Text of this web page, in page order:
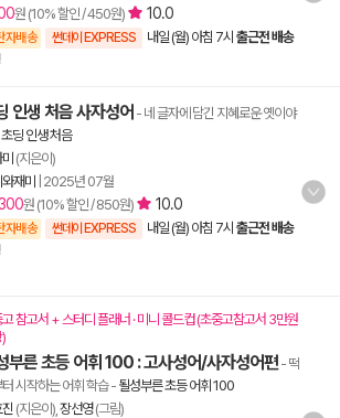
원 (10% 할인 / 450원) 10.0
자배송 썬데이 EXPRESS 내일 (월) 아침 7시 출근전 배송
인생 처음 사자성어- 네 글자에 담긴 지혜로운 옛이야
초딩 인생 처음
(지은이)
재미
2025년 07월
원 (10% 할인 / 850원) 10.0
자배송 썬데이 EXPRESS 내일 (월) 아침 7시 출근전 배송
참고서 + 스터디 플래너 · 미니 콜드컵 (초중고참고서 3만원
부른 초등 어휘 100 : 고사성어/사자성어편 - 떡
시작하는 어휘 학습- 될성부른 초등 어휘 100
(지은이), 장선영(그림)